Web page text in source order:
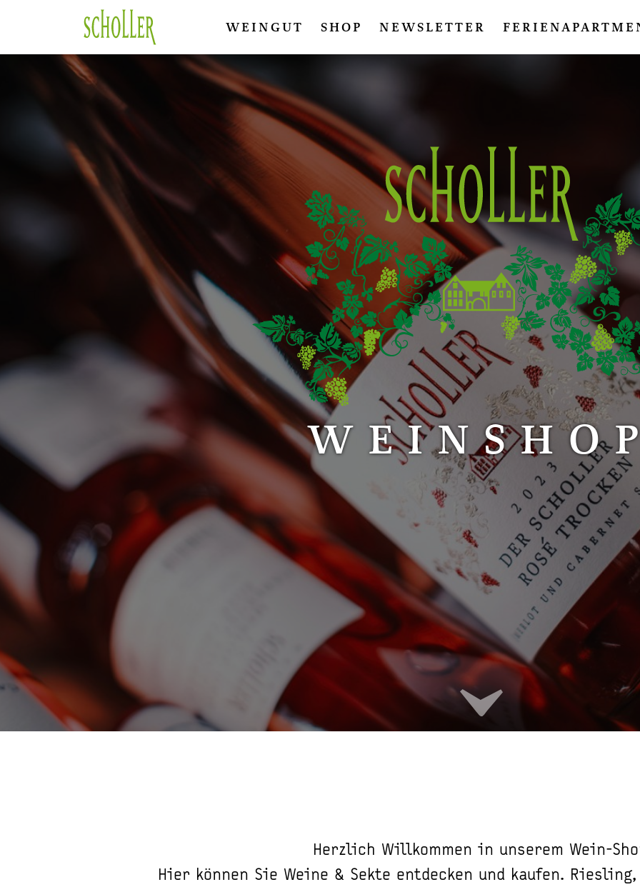
WEINGUT SHOP NEWSLETTER
Herzlich Willkommen in unserem Wein-
Hier können Sie Weine & Sekte entdecken und kaufen. Riesling,